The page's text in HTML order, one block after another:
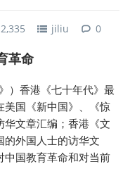
2,335 jiliu 0
革命
）香港《七十年代》最
美国《新中国》、《惊
文章汇编；香港《文
外国人士的访华文
中国教育革命和对当前